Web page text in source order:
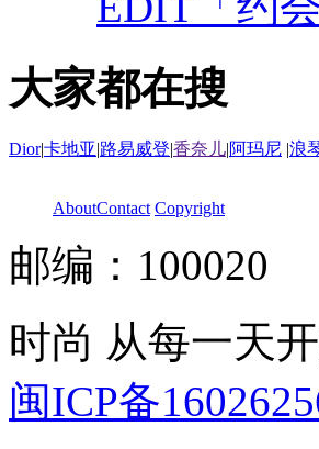
大家都在搜
Dior|卡地亚|路易威登|香奈儿|阿玛尼 |浪
AboutContact Copyright
邮编：100020
时尚 从每一天
闽ICP备